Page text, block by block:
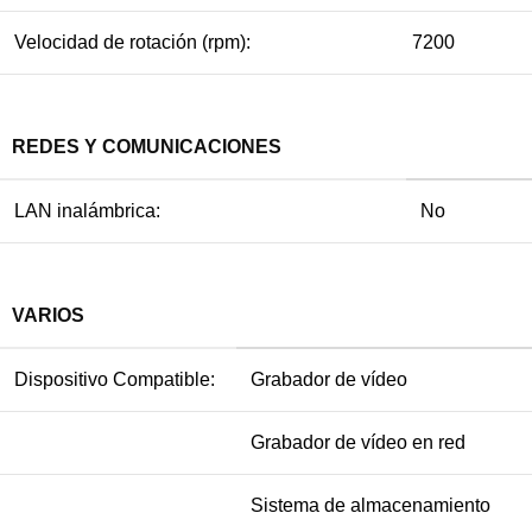
Velocidad de rotación (rpm): 7200
REDES Y COMUNICACIONES
LAN inalámbrica: No
VARIOS
Dispositivo Compatible: Grabador de vídeo
Grabador de vídeo en red
Sistema de almacenamiento